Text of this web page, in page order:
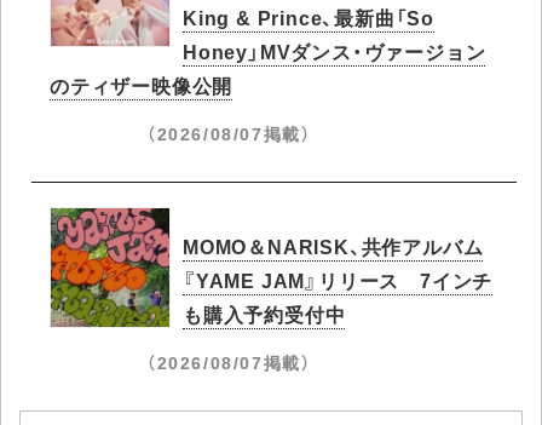
King & Prince、最新曲「So
Honey」MVダンス・ヴァージョン
のティザー映像公開
（2026/08/07掲載）
MOMO＆NARISK、共作アルバム
『YAME JAM』リリース 7インチ
も購入予約受付中
（2026/08/07掲載）